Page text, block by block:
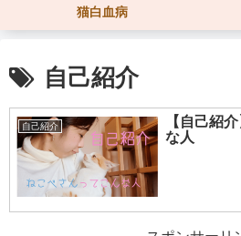
猫白血病
自己紹介
自己紹介
【自己紹
な人